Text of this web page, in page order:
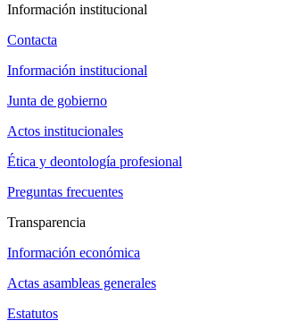
Información institucional
Contacta
Información institucional
Junta de gobierno
Actos institucionales
Ética y deontología profesional
Preguntas frecuentes
Transparencia
Información económica
Actas asambleas generales
Estatutos